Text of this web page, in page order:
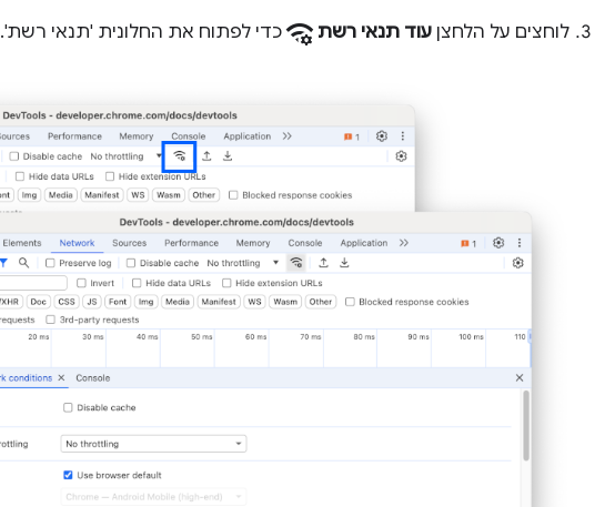
לוחצים על הלחצן עוד תנאי רשת network_manageכדי לפתוח את החלונית 'תנאי רשת'.